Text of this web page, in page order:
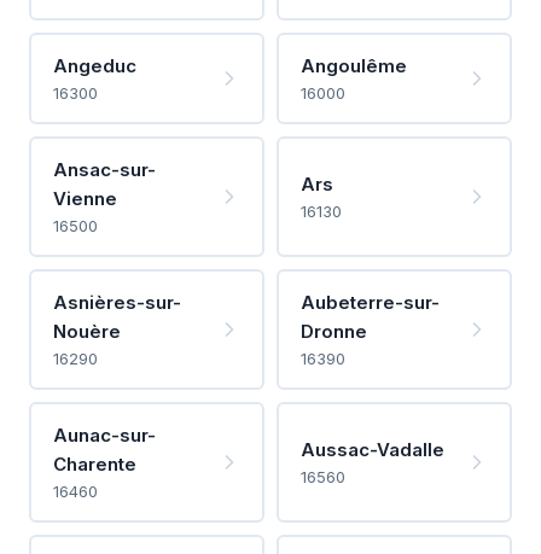
Angeduc
16300
Angoulême
16000
Ansac-sur-
Vienne
16500
Ars
16130
Asnières-sur-
Nouère
16290
Aubeterre-sur-
Dronne
16390
Aunac-sur-
Charente
16460
Aussac-Vadalle
16560